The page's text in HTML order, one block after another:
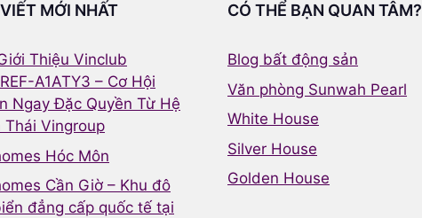
MỚI NHẤT
Thiệu Vinclub
A1ATY3 – Cơ Hội
Ngay Đặc Quyền Từ Hệ
Thái Vingroup
Hóc Môn
Cần Giờ – Khu đô
đẳng cấp quốc tế tại
CÓ THỂ BẠN QUAN TÂM?
Blog bất động sản
Văn phòng Sunwah Pearl
White House
Silver House
Golden House